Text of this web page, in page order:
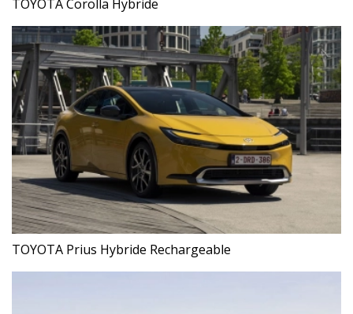
TOYOTA Corolla Hybride
TOYOTA Prius Hybride Rechargeable